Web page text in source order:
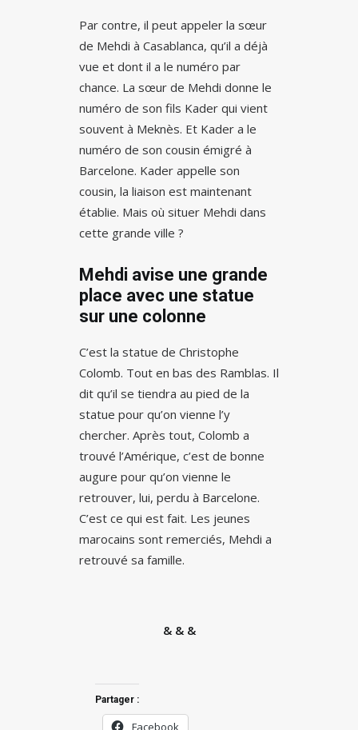
Par contre, il peut appeler la sœur
de Mehdi à Casablanca, qu’il a déjà
vue et dont il a le numéro par
chance. La sœur de Mehdi donne le
numéro de son fils Kader qui vient
souvent à Meknès. Et Kader a le
numéro de son cousin émigré à
Barcelone. Kader appelle son
cousin, la liaison est maintenant
établie. Mais où situer Mehdi dans
cette grande ville ?
Mehdi avise une grande
place avec une statue
sur une colonne
C’est la statue de Christophe
Colomb. Tout en bas des Ramblas. Il
dit qu’il se tiendra au pied de la
statue pour qu’on vienne l’y
chercher. Après tout, Colomb a
trouvé l’Amérique, c’est de bonne
augure pour qu’on vienne le
retrouver, lui, perdu à Barcelone.
C’est ce qui est fait. Les jeunes
marocains sont remerciés, Mehdi a
retrouvé sa famille.
& & &
Partager :
Facebook